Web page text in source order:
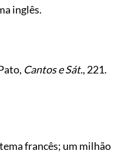
inglês.
Cantos e Sát., 221.
francês; um milhão